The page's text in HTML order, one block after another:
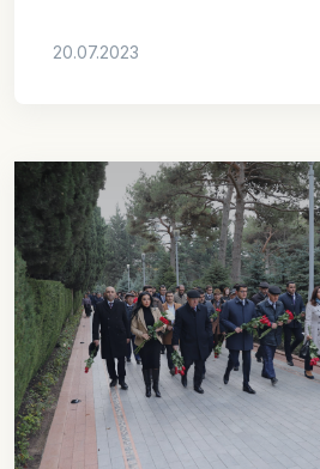
20.07.2023